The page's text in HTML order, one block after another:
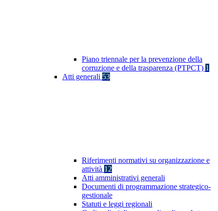
Piano triennale per la prevenzione della
corruzione e della trasparenza (PTPCT) 1
Atti generali 53
Riferimenti normativi su organizzazione e
attività 12
Atti amministrativi generali
Documenti di programmazione strategico-
gestionale
Statuti e leggi regionali